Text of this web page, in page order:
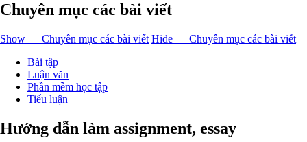
Chuyên mục các bài viết
Show — Chuyên mục các bài viết Hide — Chuyên mục các bài viết
Bài tập
Luận văn
Phần mềm học tập
Tiểu luận
Hướng dẫn làm assignment, essay